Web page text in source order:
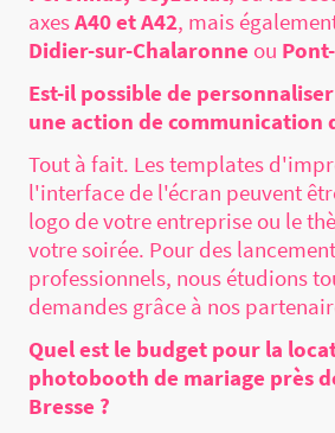
axesA40 et A42, mais
Didier-sur-Chalaronne ou
Est-il possible de
une action de communication
Tout à fait. Les templates
l'interface de l'écran peuvent
logo de votre entreprise ou le
votre soirée. Pour des
professionnels, nous étudions
demandes grâce à nos
Quel est le budget pour la
photobooth de mariage près
Bresse ?